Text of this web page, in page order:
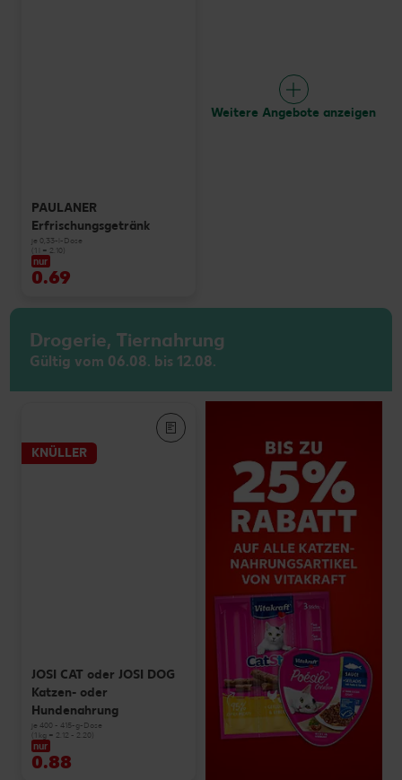
PAULANER
Erfrischungsgetränk
je 0,33-l-Dose
(1 l = 2.10)
nur
0.69
Weitere Angebote anzeigen
Drogerie, Tiernahrung
Gültig vom 06.08. bis 12.08.
KNÜLLER
JOSI CAT oder JOSI DOG
Katzen- oder
Hundenahrung
je 400 - 415-g-Dose
(1 kg = 2.12 - 2.20)
nur
0.88